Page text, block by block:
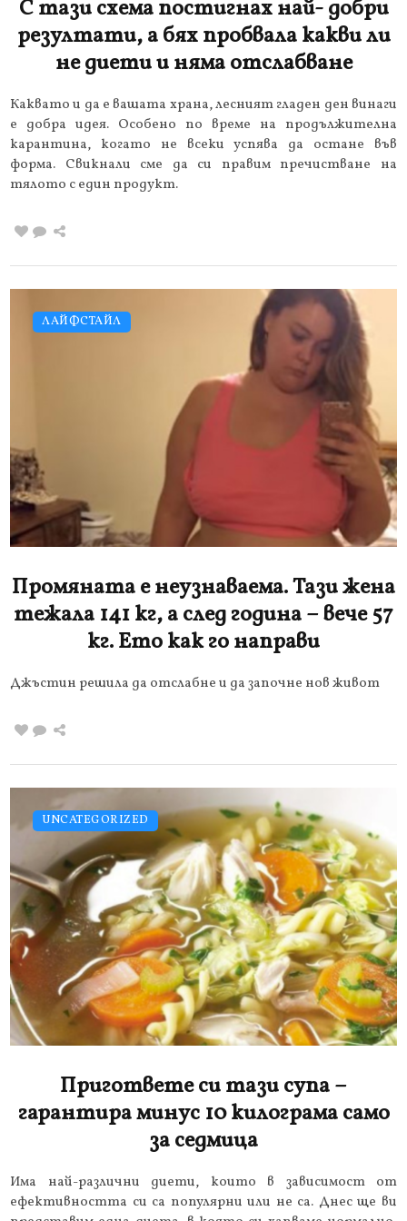
С тази схема постигнах най- добри
резултати, а бях пробвала какви ли
не диети и няма отслабване
Каквато и да е вашата храна, лесният гладен ден винаги
е добра идея. Особено по време на продължителна
карантина, когато не всеки успява да остане във
форма. Свикнали сме да си правим пречистване на
тялото с един продукт.
ЛАЙФСТАЙЛ
Промяната е неузнаваема. Тази жена
тежала 141 кг, а след година – вече 57
кг. Ето как го направи
Джъстин решила да отслабне и да започне нов живот
UNCATEGORIZED
Пригответе си тази супа –
гарантира минус 10 килограма само
за седмица
Има най-различни диети, които в зависимост от
ефективността си са популярни или не са. Днес ще ви